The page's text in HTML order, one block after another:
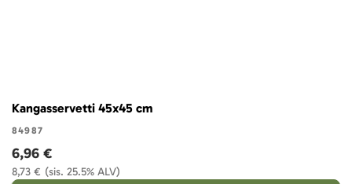
Kangasservetti 45x45 cm
84987
(sis. 25.5% ALV)
8,73 €
6,96 €